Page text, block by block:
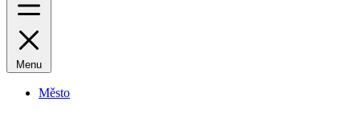
Menu
Město